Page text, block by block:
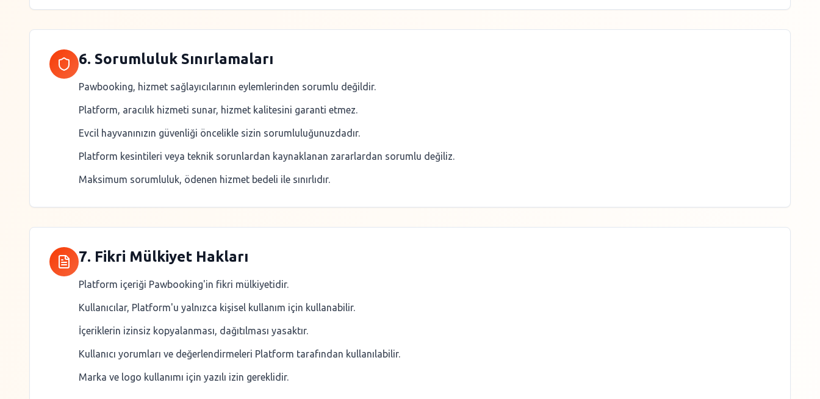
6. Sorumluluk Sınırlamaları
Pawbooking, hizmet sağlayıcılarının eylemlerinden sorumlu değildir.
Platform, aracılık hizmeti sunar, hizmet kalitesini garanti etmez.
Evcil hayvanınızın güvenliği öncelikle sizin sorumluluğunuzdadır.
Platform kesintileri veya teknik sorunlardan kaynaklanan zararlardan sorumlu değiliz.
Maksimum sorumluluk, ödenen hizmet bedeli ile sınırlıdır.
7. Fikri Mülkiyet Hakları
Platform içeriği Pawbooking'in fikri mülkiyetidir.
Kullanıcılar, Platform'u yalnızca kişisel kullanım için kullanabilir.
İçeriklerin izinsiz kopyalanması, dağıtılması yasaktır.
Kullanıcı yorumları ve değerlendirmeleri Platform tarafından kullanılabilir.
Marka ve logo kullanımı için yazılı izin gereklidir.